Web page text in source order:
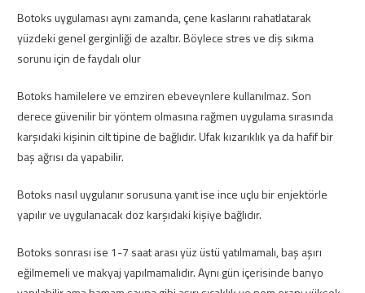
Botoks uygulaması aynı zamanda, çene kaslarını rahatlatarak
yüzdeki genel gerginliği de azaltır. Böylece stres ve diş sıkma
sorunu için de faydalı olur
Botoks hamilelere ve emziren ebeveynlere kullanılmaz. Son
derece güvenilir bir yöntem olmasına rağmen uygulama sırasında
karşıdaki kişinin cilt tipine de bağlıdır. Ufak kızarıklık ya da hafif bir
baş ağrısı da yapabilir.
Botoks nasıl uygulanır sorusuna yanıt ise ince uçlu bir enjektörle
yapılır ve uygulanacak doz karşıdaki kişiye bağlıdır.
Botoks sonrası ise 1-7 saat arası yüz üstü yatılmamalı, baş aşırı
eğilmemeli ve makyaj yapılmamalıdır. Aynı gün içerisinde banyo